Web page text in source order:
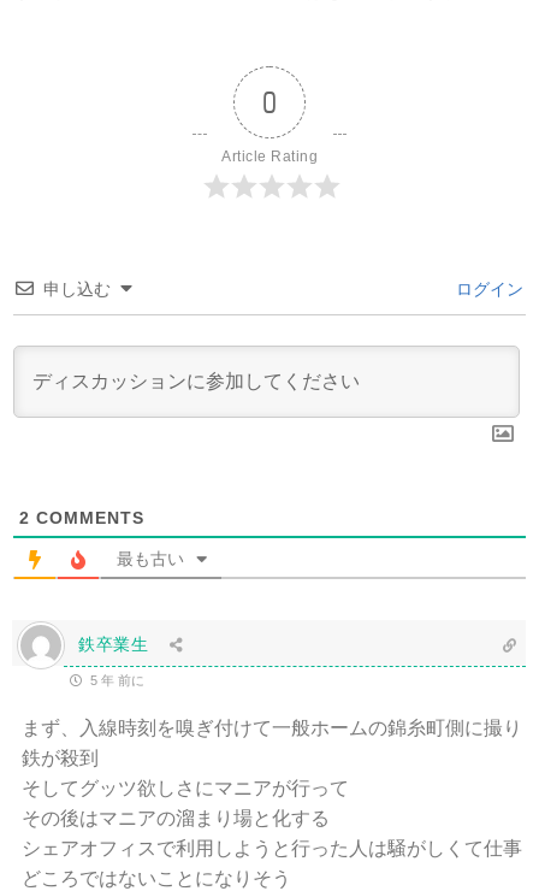
0
Article Rating
申し込む ログイン
2 COMMENTS
最も古い
鉄卒業生
5 年 前に
まず、入線時刻を嗅ぎ付けて一般ホームの錦糸町側に撮り
鉄が殺到
そしてグッツ欲しさにマニアが行って
その後はマニアの溜まり場と化する
シェアオフィスで利用しようと行った人は騒がしくて仕事
どころではないことになりそう